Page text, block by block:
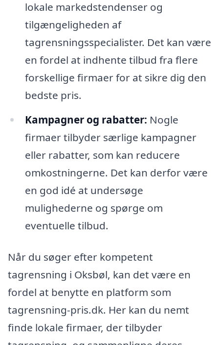
lokale markedstendenser og
tilgængeligheden af
tagrensningsspecialister. Det kan være
en fordel at indhente tilbud fra flere
forskellige firmaer for at sikre dig den
bedste pris.
Kampagner og rabatter: Nogle
firmaer tilbyder særlige kampagner
eller rabatter, som kan reducere
omkostningerne. Det kan derfor være
en god idé at undersøge
mulighederne og spørge om
eventuelle tilbud.
Når du søger efter kompetent
tagrensning i Oksbøl, kan det være en
fordel at benytte en platform som
tagrensning-pris.dk. Her kan du nemt
finde lokale firmaer, der tilbyder